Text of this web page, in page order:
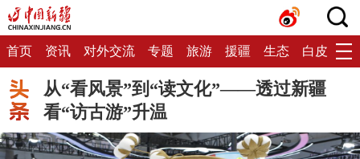
首页 资讯 对外交流 专题 旅游 援疆 生态 白皮书
从“看风景”到“读文化”——透过新疆
看“访古游”升温